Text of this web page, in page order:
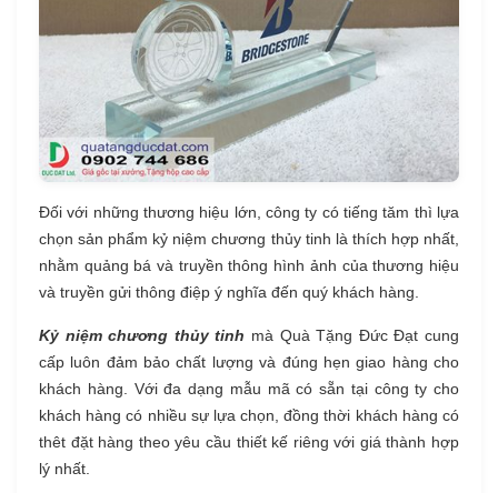
Đối với những thương hiệu lớn, công ty có tiếng tăm thì lựa
chọn sản phẩm kỷ niệm chương thủy tinh là thích hợp nhất,
nhằm quảng bá và truyền thông hình ảnh của thương hiệu
và truyền gửi thông điệp ý nghĩa đến quý khách hàng.
Kỷ niệm chương thủy tinh mà Quà Tặng Đức Đạt cung
cấp luôn đảm bảo chất lượng và đúng hẹn giao hàng cho
khách hàng. Với đa dạng mẫu mã có sẵn tại công ty cho
khách hàng có nhiều sự lựa chọn, đồng thời khách hàng có
thêt đặt hàng theo yêu cầu thiết kế riêng với giá thành hợp
lý nhất.